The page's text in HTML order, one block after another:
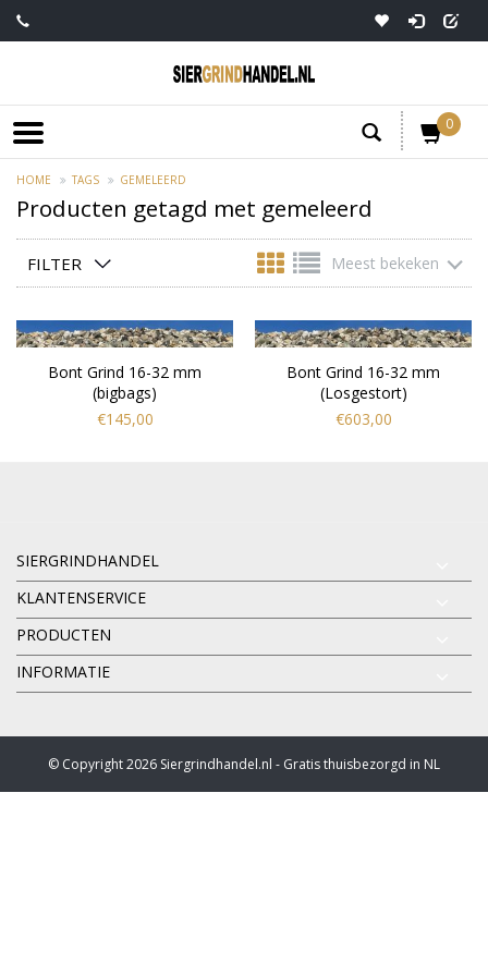
0
HOME TAGS GEMELEERD
Producten getagd met gemeleerd
FILTER Meest bekeken
Bont Grind 16-32 mm
(bigbags)
€145,00
Bont Grind 16-32 mm
(Losgestort)
€603,00
SIERGRINDHANDEL
KLANTENSERVICE
PRODUCTEN
INFORMATIE
© Copyright 2026 Siergrindhandel.nl - Gratis thuisbezorgd in NL